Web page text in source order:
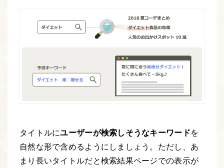
タイトルにユーザーが検索しそうなキーワードを
自然な形で含めるようにしましょう。ただし、あ
まり長いタイトルだと検索結果ページでの表示が